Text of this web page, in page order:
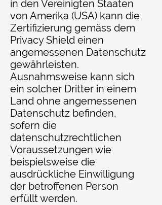
in den Vereinigten Staaten
von Amerika (USA) kann die
Zertifizierung gemäss dem
Privacy Shield einen
angemessenen Datenschutz
gewährleisten.
Ausnahmsweise kann sich
ein solcher Dritter in einem
Land ohne angemessenen
Datenschutz befinden,
sofern die
datenschutzrechtlichen
Voraussetzungen wie
beispielsweise die
ausdrückliche Einwilligung
der betroffenen Person
erfüllt werden.